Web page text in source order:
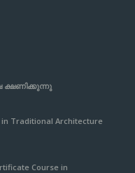
ക്ഷണിക്കുന്നു
Traditional Architecture
Course in